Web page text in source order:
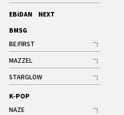
記事
EBiDAN NEXT
BMSG
BE:FIRST
記事
ギャラリー
MAZZEL
記事
ギャラリー
STARGLOW
記事
K-POP
NAZE